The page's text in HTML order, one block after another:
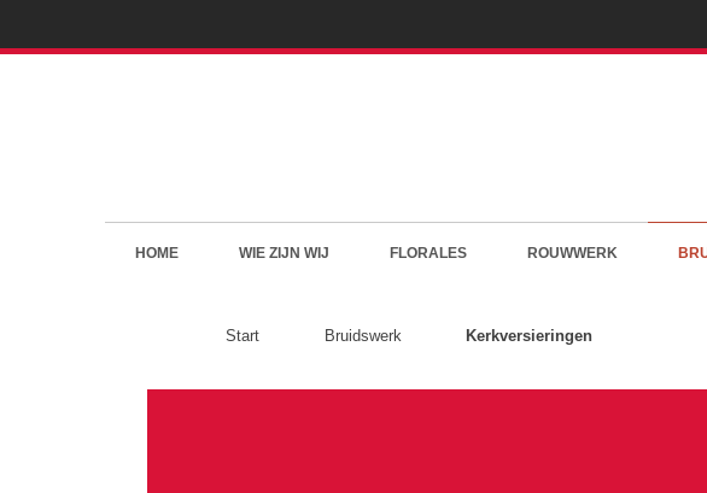
HOME WIE ZIJN WIJ FLORALES ROUWWERK
Start Bruidswerk Kerkversieringen